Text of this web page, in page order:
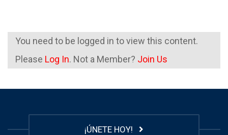
You need to be logged in to view this content.
Please Log In. Not a Member? Join Us
¡ÚNETE HOY!